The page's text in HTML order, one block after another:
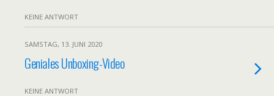
KEINE ANTWORT
SAMSTAG, 13. JUNI 2020
Geniales Unboxing-Video
KEINE ANTWORT